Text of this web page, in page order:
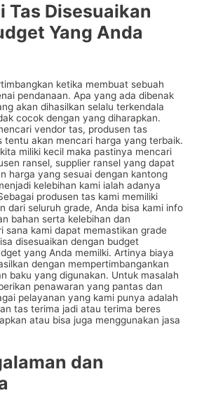
Tas Disesuaikan
Yang Anda
ketika membuat sebuah
pendanaan. Apa yang ada dibenak
akan dihasilkan selalu terkendala
cocok dengan yang diharapkan.
vendor tas, produsen tas
tentu akan mencari harga yang terbaik.
miliki kecil maka pastinya mencari
ransel, supplier ransel yang dapat
harga yang sesuai dengan kantong
kelebihan kami ialah adanya
produsen tas kami memiliki
dari seluruh grade, Anda bisa kami info
bahan serta kelebihan dan
sana kami dapat memastikan grade
disesuaikan dengan budget
yang Anda memilki. Artinya biaya
dengan mempertimbangankan
baku yang digunakan. Untuk masalah
penawaran yang pantas dan
pelayanan yang kami punya adalah
tas terima jadi atau terima beres
atau bisa juga menggunakan jasa
dan